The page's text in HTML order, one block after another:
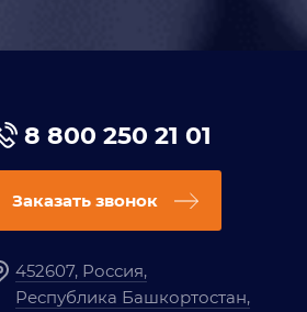
8 800 250 21 01
Заказать звонок
452607, Россия,
Республика Башкортостан,